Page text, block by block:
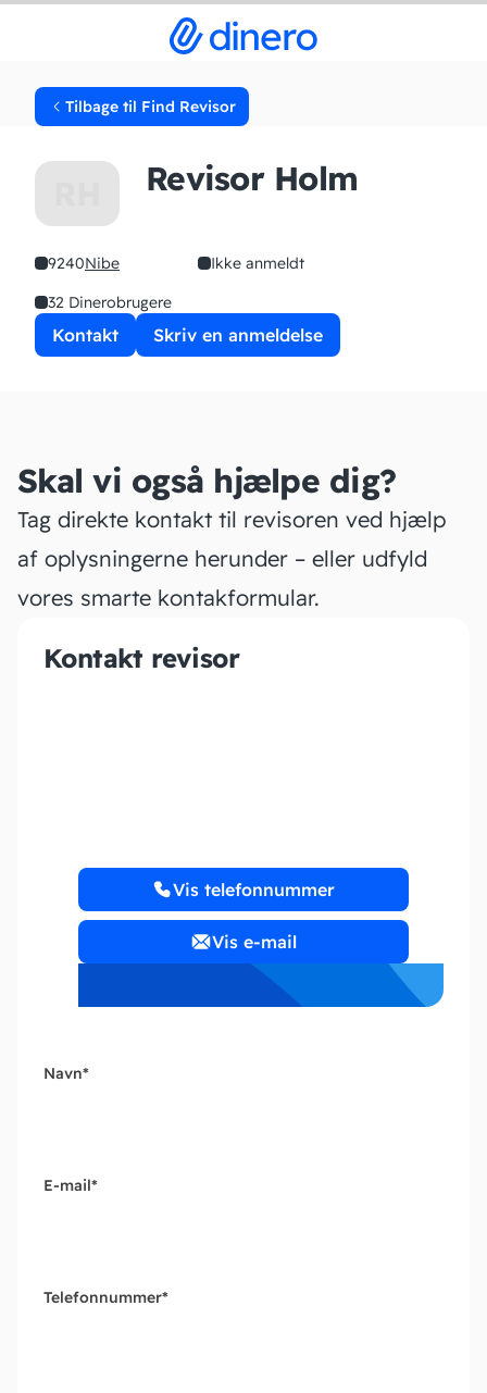
Tilbage til Find Revisor
Revisor Holm
9240Nibe
Ikke anmeldt
32 Dinerobrugere
Kontakt Skriv en anmeldelse
Skal vi også hjælpe dig?
Tag direkte kontakt til revisoren ved hjælp
af oplysningerne herunder – eller udfyld
vores smarte kontakformular.
Kontakt revisor
Vis telefonnummer
Vis e-mail
Navn*
E-mail*
Telefonnummer*